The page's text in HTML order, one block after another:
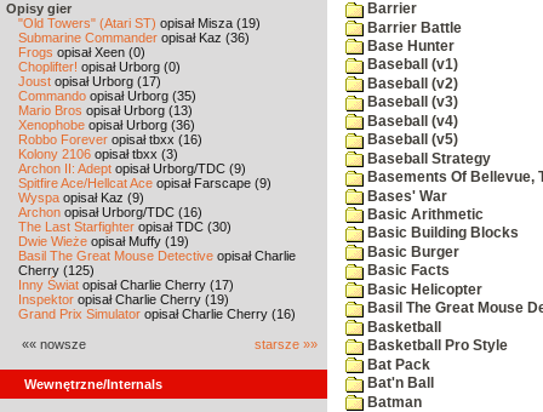
Opisy gier
"Old Towers" (Atari ST) opisał Misza (19)
Submarine Commander opisał Kaz (36)
Frogs opisał Xeen (0)
Choplifter! opisał Urborg (0)
Joust opisał Urborg (17)
Commando opisał Urborg (35)
Mario Bros opisał Urborg (13)
Xenophobe opisał Urborg (36)
Robbo Forever opisał tbxx (16)
Kolony 2106 opisał tbxx (3)
Archon II: Adept opisał Urborg/TDC (9)
Spitfire Ace/Hellcat Ace opisał Farscape (9)
Wyspa opisał Kaz (9)
Archon opisał Urborg/TDC (16)
The Last Starfighter opisał TDC (30)
Dwie Wieże opisał Muffy (19)
Basil The Great Mouse Detective opisał Charlie
Cherry (125)
Inny Świat opisał Charlie Cherry (17)
Inspektor opisał Charlie Cherry (19)
Grand Prix Simulator opisał Charlie Cherry (16)
«« nowsze starsze »»
Wewnętrzne/Internals
Barrier
Barrier Battle
Base Hunter
Baseball (v1)
Baseball (v2)
Baseball (v3)
Baseball (v4)
Baseball (v5)
Baseball Strategy
Basements Of Bellevue,
Bases' War
Basic Arithmetic
Basic Building Blocks
Basic Burger
Basic Facts
Basic Helicopter
Basil The Great Mouse
Basketball
Basketball Pro Style
Bat Pack
Bat'n Ball
Batman